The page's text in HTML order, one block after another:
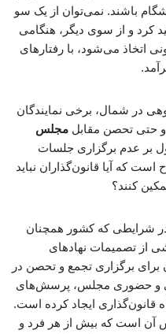
باشند. نمی‌توان از یک سو
کرد و از سوی دیگر، هنگامی
اتخاذ می‌شود، با رفتارهای
در شمال، برخی نمایندگان
حتی تحصن مقابل مجلس
بر عدم برگزاری جلسات
که آیا قانون‌گذاران نباید
کنند؟
شرایطی که کشور همچنان
از تصمیمات نهادهای
برگزاری تجمع و تحصن در
و حضوری مجلس، پرسش‌های
قانون‌گذاری ایجاد کرده است.
آن است که بیش از هر فرد و